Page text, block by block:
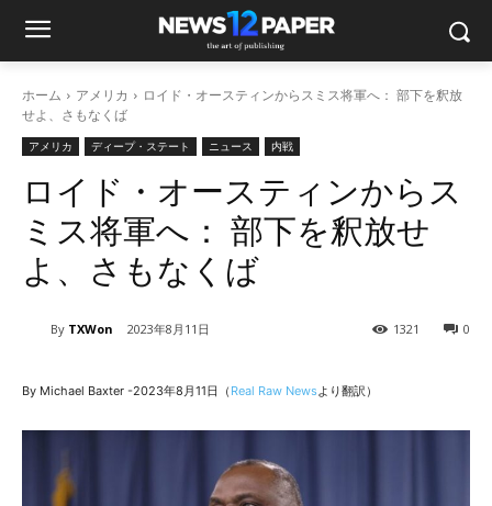
ホーム アメリカ
ロイド・オースティンからスミス将軍へ： 部下を釈放
せよ、さもなくば
アメリカ ディープ・ステート ニュース 内戦
ロイド・オースティンからス
ミス将軍へ： 部下を釈放せ
よ、さもなくば
By TXWon 2023年8月11日 0
1321
By Michael Baxter -2023年8月11日（ Real Raw Newsより翻訳）